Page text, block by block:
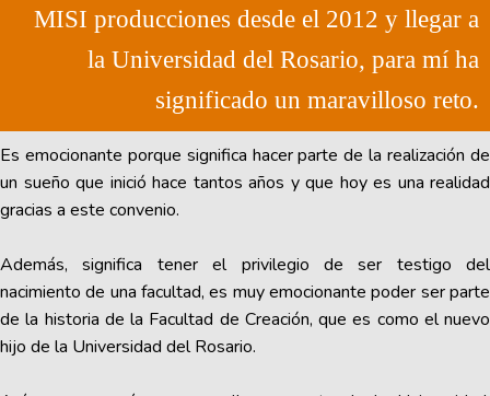
MISI producciones desde el 2012 y llegar a
la Universidad del Rosario, para mí ha
significado un maravilloso reto.
Es emocionante porque significa hacer parte de la realización de
un sueño que inició hace tantos años y que hoy es una realidad
gracias a este convenio.
Además, significa tener el privilegio de ser testigo del
nacimiento de una facultad, es muy emocionante poder ser parte
de la historia de la Facultad de Creación, que es como el nuevo
hijo de la Universidad del Rosario.